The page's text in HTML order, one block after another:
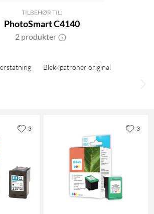
TILBEHØR TIL:
PhotoSmart C4140
2 produkter
Blekkpatroner original
3 3